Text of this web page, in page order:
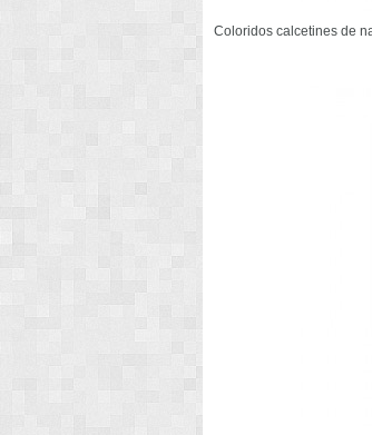
Coloridos calcetines de